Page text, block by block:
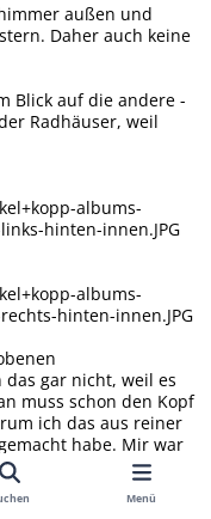
außen und
Daher auch keine
Blick auf die andere -
Radhäuser, weil
albums-
hinten-innen.JPG
albums-
hinten-innen.JPG
gar nicht, weil es
muss schon den Kopf
ich das aus reiner
habe. Mir war
bekannt, aber ich
Tja, bin halt
Menü